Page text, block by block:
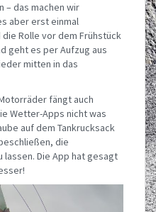
– das machen wir
aber erst einmal
Rolle vor dem Frühstück
geht es per Aufzug aus
mitten in das
fängt auch
Wetter-Apps nicht was
auf dem Tankrucksack
die
lassen. Die App hat gesagt